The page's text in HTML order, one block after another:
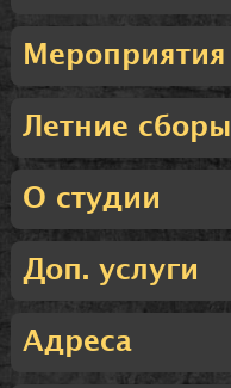
Мероприятия
Летние сборы
О студии
Доп. услуги
Адреса